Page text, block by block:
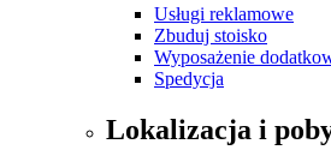
Usługi reklamowe
Zbuduj stoisko
Wyposażenie
Spedycja
Lokalizacja i